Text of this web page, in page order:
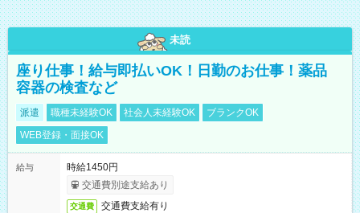
未読
座り仕事！給与即払いOK！日勤のお仕事！薬品
容器の検査など
派遣 職種未経験OK 社会人未経験OK
ブランクOK
WEB登録・面接OK
給与
時給1450円
交通費別途支給あり
交通費 交通費支給有り